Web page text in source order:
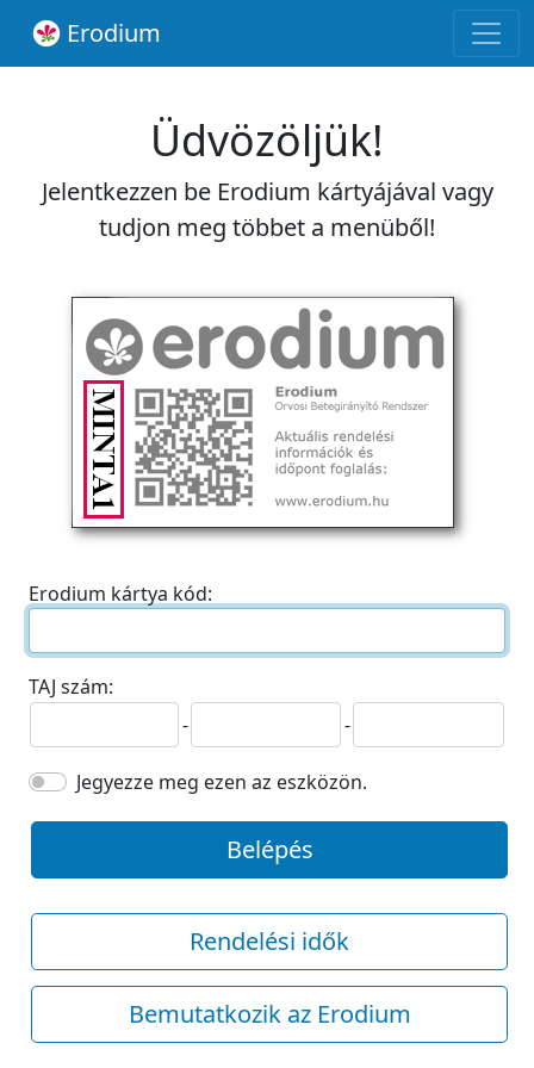
Erodium
Üdvözöljük!
Jelentkezzen be Erodium kártyájával vagy
tudjon meg többet a menüből!
Erodium kártya kód:
TAJ szám:
-
-
Jegyezze meg ezen az eszközön.
Belépés
Rendelési idők
Bemutatkozik az Erodium